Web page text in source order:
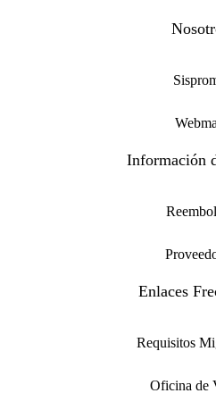
Información
Enlaces
Requisitos
Oficina de